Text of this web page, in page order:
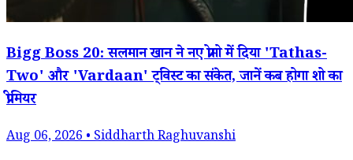
Bigg Boss 20: सलमान खान ने नए प्रोमो में दिया 'Tathas-
Two' और 'Vardaan' ट्विस्ट का संकेत, जानें कब होगा शो का
प्रीमियर
Aug 06, 2026 • Siddharth Raghuvanshi